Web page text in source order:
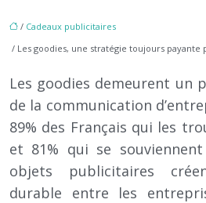
/ Cadeaux publicitaires
/ Les goodies, une stratégie toujours payante
Les goodies demeurent un
de la communication
89% des Français qui les
et 81% qui se
objets publicitaires
durable entre les